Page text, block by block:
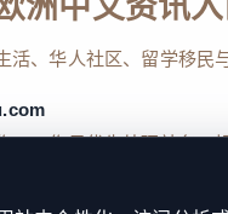
洲中文资讯入
活、华人社区、留学移民
：工作日优先处理站务、